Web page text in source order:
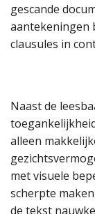
gescande
aantekeningen
clausules in
Naast de
alleen
met visuele
scherpte
de tekst